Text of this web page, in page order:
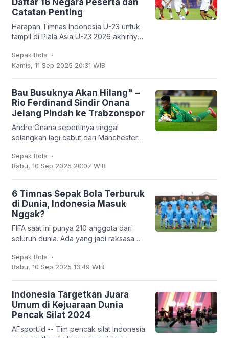
Catatan Penting
Harapan Timnas Indonesia U-23 untuk
tampil di Piala Asia U-23 2026 akhirnya
mampu finis sebagai runner-up Grup J
dengan empat
Sepak Bola .
Kamis, 11 Sep 2025 20:31 WIB
Bau Busuknya Akan Hilang" –
Rio Ferdinand Sindir Onana
Jelang Pindah ke Trabzonspor
Andre Onana sepertinya tinggal
selangkah lagi cabut dari Manchester
dipinjamkan ke klub Turki,
Trabzonspor. Dan
Sepak Bola .
Rabu, 10 Sep 2025 20:07 WIB
6 Timnas Sepak Bola Terburuk
di Dunia, Indonesia Masuk
Nggak?
FIFA saat ini punya 210 anggota dari
seluruh dunia. Ada yang jadi raksasa
Argentina, hingga Prancis, tapi ada juga
tim
Sepak Bola .
Rabu, 10 Sep 2025 13:49 WIB
Indonesia Targetkan Juara
Umum di Kejuaraan Dunia
Pencak Silat 2024
AFsport.id -- Tim pencak silat Indonesia